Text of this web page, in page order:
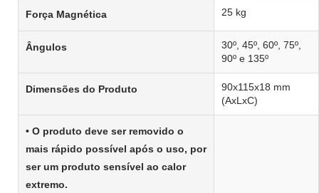
Força Magnética 25 kg
Ângulos
30º, 45º, 60º, 75º,
90º e 135º
Dimensões do Produto
90x115x18 mm
(AxLxC)
• O produto deve ser removido o
mais rápido possível após o uso, por
ser um produto sensível ao calor
extremo.